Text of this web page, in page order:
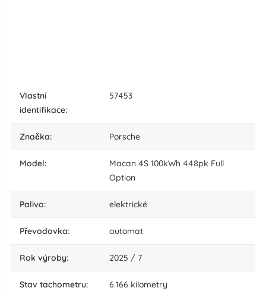
vlastní
identifikace:
57453
značka: Porsche
model:
Macan 4S 100kWh 448pk Full
Option
palivo: elektrické
převodovka: automat
rok výroby: 2025 / 7
stav tachometru: 6.166 kilometry